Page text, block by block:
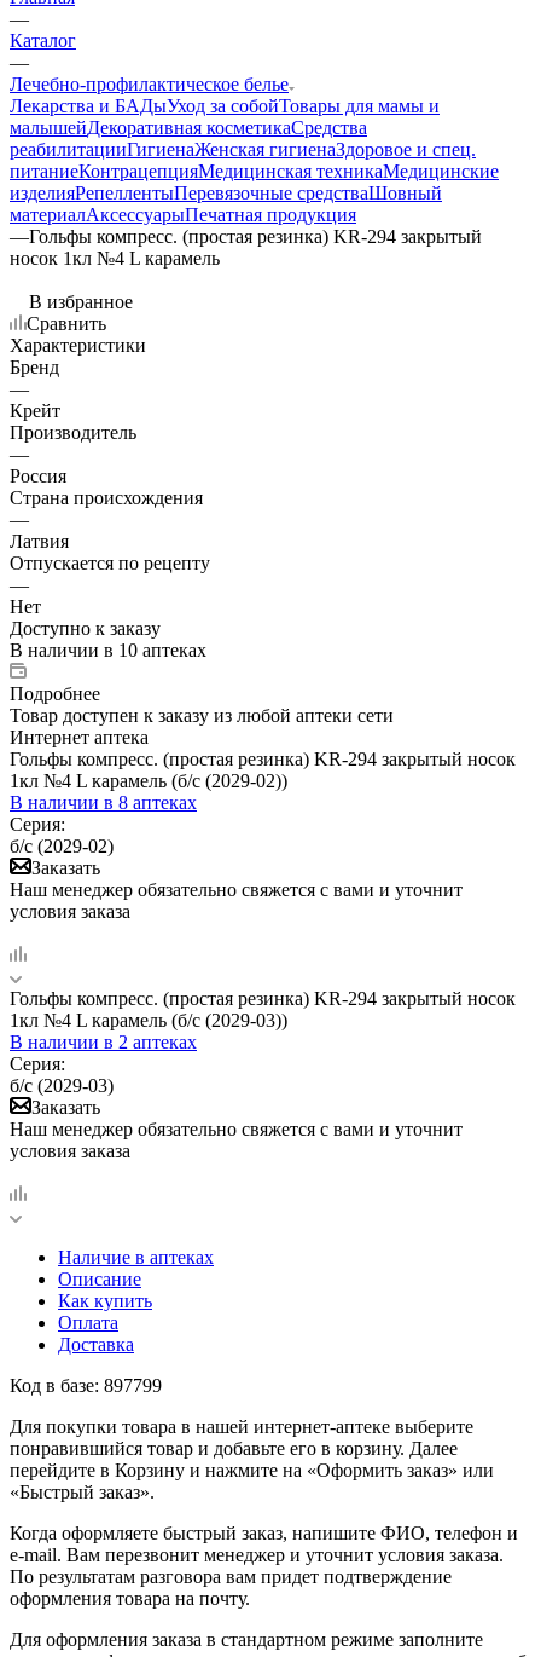
—
Каталог
—
Лечебно-профилактическое белье
Лекарства и БАДыУход за собойТовары для мамы и
малышейДекоративная косметикаСредства
реабилитацииГигиенаЖенская гигиенаЗдоровое и спец.
питаниеКонтрацепцияМедицинская техникаМедицинские
изделияРепеллентыПеревязочные средстваШовный
материалАксессуарыПечатная продукция
—Гольфы компресс. (простая резинка) KR-294 закрытый
носок 1кл №4 L карамель
В избранное
Сравнить
Характеристики
Бренд
—
Крейт
Производитель
—
Россия
Страна происхождения
—
Латвия
Отпускается по рецепту
—
Нет
Доступно к заказу
В наличии в 10 аптеках
Подробнее
Товар доступен к заказу из любой аптеки сети
Интернет аптека
Гольфы компресс. (простая резинка) KR-294 закрытый носок
1кл №4 L карамель (б/с (2029-02))
В наличии в 8 аптеках
Серия:
б/с (2029-02)
Заказать
Наш менеджер обязательно свяжется с вами и уточнит
условия заказа
Гольфы компресс. (простая резинка) KR-294 закрытый носок
1кл №4 L карамель (б/с (2029-03))
В наличии в 2 аптеках
Серия:
б/с (2029-03)
Заказать
Наш менеджер обязательно свяжется с вами и уточнит
условия заказа
Наличие в аптеках
Описание
Как купить
Оплата
Доставка
Код в базе: 897799
Для покупки товара в нашей интернет-аптеке выберите
понравившийся товар и добавьте его в корзину. Далее
перейдите в Корзину и нажмите на «Оформить заказ» или
«Быстрый заказ».
Когда оформляете быстрый заказ, напишите ФИО, телефон и
e-mail. Вам перезвонит менеджер и уточнит условия заказа.
По результатам разговора вам придет подтверждение
оформления товара на почту.
Для оформления заказа в стандартном режиме заполните